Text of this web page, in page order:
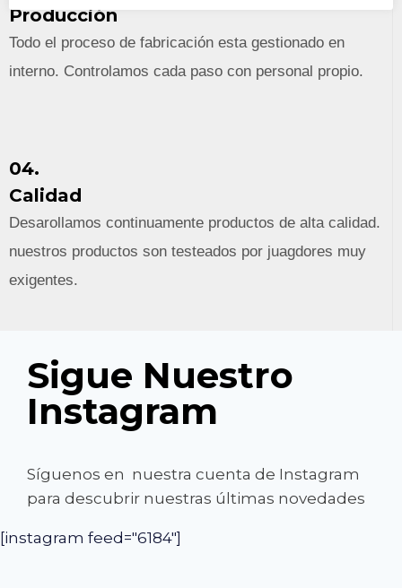
Producción
Todo el proceso de fabricación esta gestionado en
interno. Controlamos cada paso con personal propio.
04.
Calidad
Desarollamos continuamente productos de alta calidad.
nuestros productos son testeados por juagdores muy
exigentes.
Sigue Nuestro
Instagram
Síguenos en nuestra cuenta de Instagram
para descubrir nuestras últimas novedades
[instagram feed="6184"]